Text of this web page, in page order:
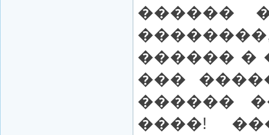
������
������ �
���
������
����!